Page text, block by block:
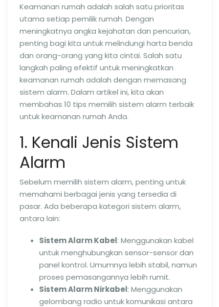
Keamanan rumah adalah salah satu prioritas
utama setiap pemilik rumah. Dengan
meningkatnya angka kejahatan dan pencurian,
penting bagi kita untuk melindungi harta benda
dan orang-orang yang kita cintai. Salah satu
langkah paling efektif untuk meningkatkan
keamanan rumah adalah dengan memasang
sistem alarm. Dalam artikel ini, kita akan
membahas 10 tips memilih sistem alarm terbaik
untuk keamanan rumah Anda.
1. Kenali Jenis Sistem
Alarm
Sebelum memilih sistem alarm, penting untuk
memahami berbagai jenis yang tersedia di
pasar. Ada beberapa kategori sistem alarm,
antara lain:
Sistem Alarm Kabel: Menggunakan kabel
untuk menghubungkan sensor-sensor dan
panel kontrol. Umumnya lebih stabil, namun
proses pemasangannya lebih rumit.
Sistem Alarm Nirkabel: Menggunakan
gelombang radio untuk komunikasi antara